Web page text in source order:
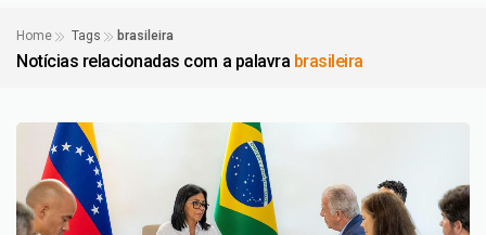
Home Tags brasileira
Notícias relacionadas com a palavra brasileira